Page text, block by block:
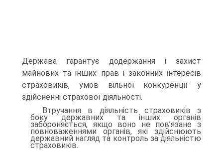
Держава гарантує додержання і захист
майнових та інших прав і законних інтересів
страховиків, умов вільної конкуренції у
здійсненні страхової діяльності.
Втручання в діяльність страховиків з
боку державних та ін­ших органів
забороняється, якщо воно не пов’язане з
повнова­женнями органів, які здійснюють
державний нагляд та контроль за діяльністю
страховиків.